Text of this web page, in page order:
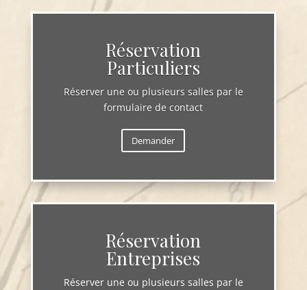
Réservation
Particuliers
Réserver une ou plusieurs salles par le
formulaire de contact
Demander
Réservation
Entreprises
Réserver une ou plusieurs salles par le